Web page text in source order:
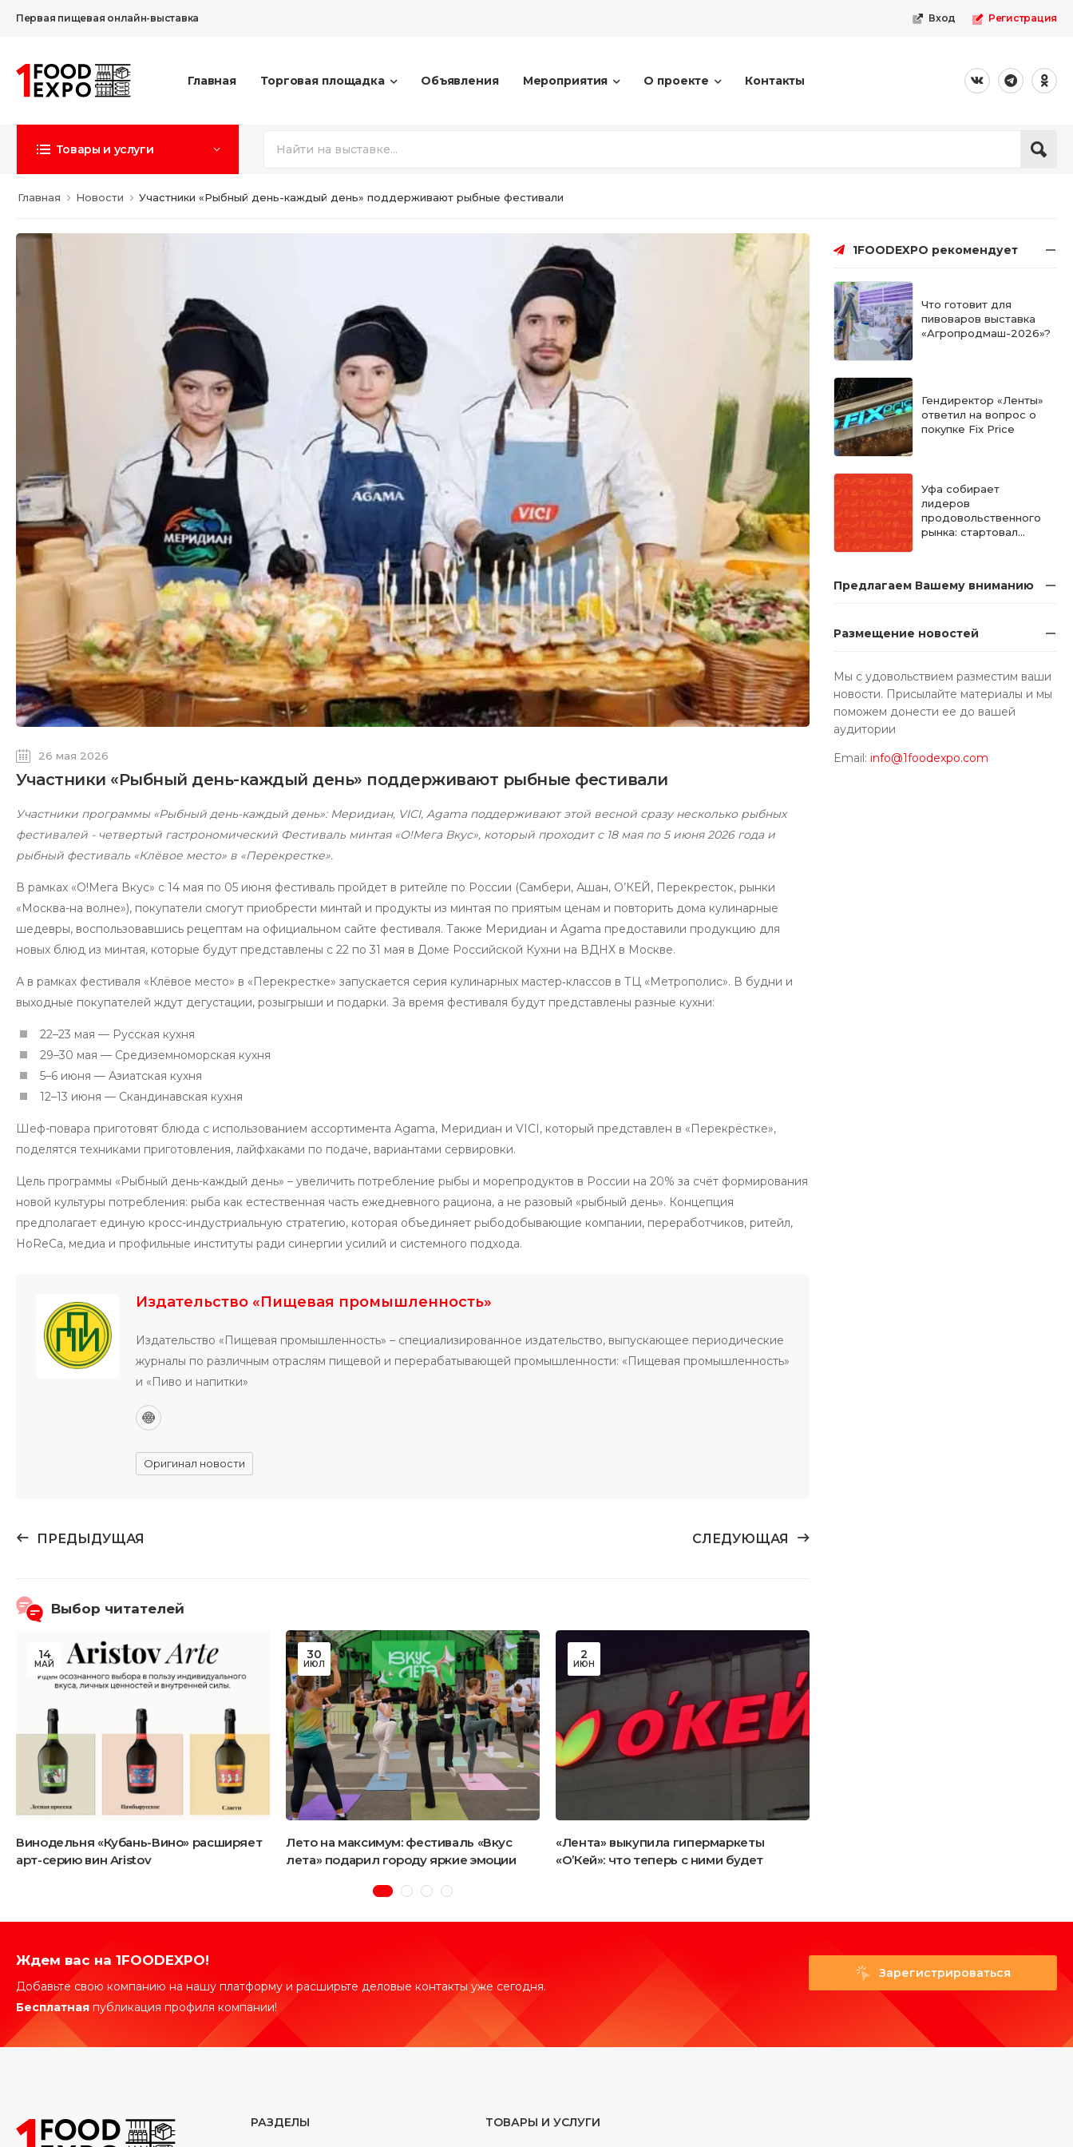
Первая пищевая онлайн-выставка Вход Регистрация
Главная Торговая площадка Объявления Мероприятия О проекте Контакты
Товары и услуги
Главная Новости Участники «Рыбный день-каждый день» поддерживают рыбные фестивали
26 мая 2026
Участники «Рыбный день-каждый день» поддерживают рыбные фестивали
Участники программы «Рыбный день-каждый день»: Меридиан, VICI, Agama поддерживают этой весной сразу несколько рыбных
фестивалей - четвертый гастрономический Фестиваль минтая «О!Мега Вкус», который проходит с 18 мая по 5 июня 2026 года и
рыбный фестиваль «Клёвое место» в «Перекрестке».
В рамках «О!Мега Вкус» c 14 мая по 05 июня фестиваль пройдет в ритейле по России (Самбери, Ашан, О’КЕЙ, Перекресток, рынки
«Москва-на волне»), покупатели смогут приобрести минтай и продукты из минтая по приятым ценам и повторить дома кулинарные
шедевры, воспользовавшись рецептам на официальном сайте фестиваля. Также Меридиан и Agama предоставили продукцию для
новых блюд из минтая, которые будут представлены с 22 по 31 мая в Доме Российской Кухни на ВДНХ в Москве.
А в рамках фестиваля «Клёвое место» в «Перекрестке» запускается серия кулинарных мастер‑классов в ТЦ «Метрополис». В будни и
выходные покупателей ждут дегустации, розыгрыши и подарки. За время фестиваля будут представлены разные кухни:
22–23 мая — Русская кухня
29–30 мая — Средиземноморская кухня
5–6 июня — Азиатская кухня
12–13 июня — Скандинавская кухня
Шеф-повара приготовят блюда с использованием ассортимента Agama, Меридиан и VICI, который представлен в «Перекрёстке»,
поделятся техниками приготовления, лайфхаками по подаче, вариантами сервировки.
Цель программы «Рыбный день-каждый день» – увеличить потребление рыбы и морепродуктов в России на 20% за счёт формирования
новой культуры потребления: рыба как естественная часть ежедневного рациона, а не разовый «рыбный день». Концепция
предполагает единую кросс-индустриальную стратегию, которая объединяет рыбодобывающие компании, переработчиков, ритейл,
HoReCa, медиа и профильные институты ради синергии усилий и системного подхода.
Издательство «Пищевая промышленность»
Издательство «Пищевая промышленность» – специализированное издательство, выпускающее периодические
журналы по различным отраслям пищевой и перерабатывающей промышленности: «Пищевая промышленность»
и «Пиво и напитки»
Оригинал новости
ПРЕДЫДУЩАЯ СЛЕДУЮЩАЯ
Выбор читателей
14
МАЙ
Винодельня «Кубань-Вино» расширяет
арт-серию вин Aristov
30
ИЮЛ
Лето на максимум: фестиваль «Вкус
лета» подарил городу яркие эмоции
2
ИЮН
«Лента» выкупила гипермаркеты
«О’Кей»: что теперь с ними будет
1FOODEXPO рекомендует
Что готовит для
пивоваров выставка
«Агропродмаш-2026»?
Гендиректор «Ленты»
ответил на вопрос о
покупке Fix Price
Уфа собирает
лидеров
продовольственного
рынка: стартовал
Предлагаем Вашему вниманию
Размещение новостей
Мы с удовольствием разместим ваши
новости. Присылайте материалы и мы
поможем донести ее до вашей
аудитории
Email: info@1foodexpo.com
Ждем вас на 1FOODEXPO!
Добавьте свою компанию на нашу платформу и расширьте деловые контакты уже сегодня.
Бесплатная публикация профиля компании!
Зарегистрироваться
РАЗДЕЛЫ ТОВАРЫ И УСЛУГИ